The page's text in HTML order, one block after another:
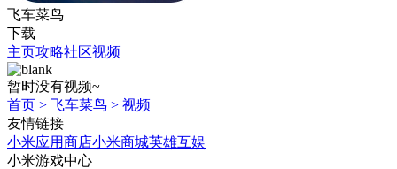
飞车菜鸟
下载
主页攻略社区视频
暂时没有视频~
首页 > 飞车菜鸟 > 视频
友情链接
小米应用商店小米商城英雄互娱
小米游戏中心